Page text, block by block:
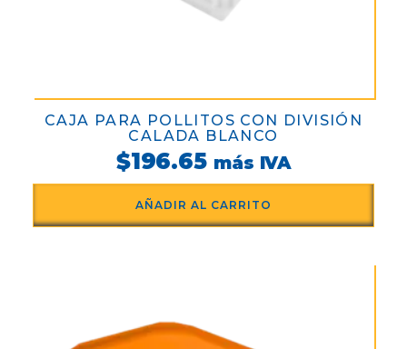
CAJA PARA POLLITOS CON DIVISIÓN
CALADA BLANCO
$196.65 más IVA
AÑADIR AL CARRITO